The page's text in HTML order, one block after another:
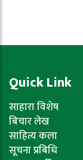
Quick Link
साहारा विशेष
बिचार लेख
साहित्य कला
सूचना प्रबिधि